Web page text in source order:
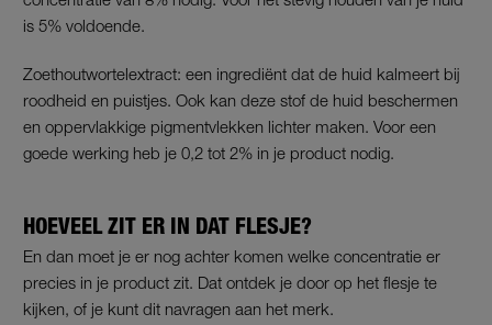
is 5% voldoende.
Zoethoutwortelextract: een ingrediënt dat de huid kalmeert bij
roodheid en puistjes. Ook kan deze stof de huid beschermen
en oppervlakkige pigmentvlekken lichter maken. Voor een
goede werking heb je 0,2 tot 2% in je product nodig.
HOEVEEL ZIT ER IN DAT FLESJE?
En dan moet je er nog achter komen welke concentratie er
precies in je product zit. Dat ontdek je door op het flesje te
kijken, of je kunt dit navragen aan het merk.